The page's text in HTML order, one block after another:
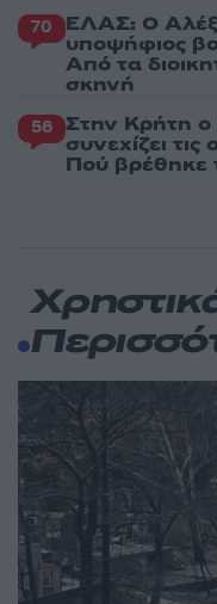
70 ΕΛΑΣ: Ο
υποψήφιος
Από τα
σκηνή
56 Στην Κρήτη
συνεχίζει
Πού βρέθηκε